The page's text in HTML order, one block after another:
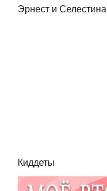
Эрнест и Селестина
Киддеты